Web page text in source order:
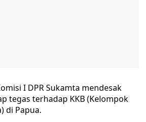
I DPR Sukamta mendesak
tegas terhadap KKB (Kelompok
di Papua.